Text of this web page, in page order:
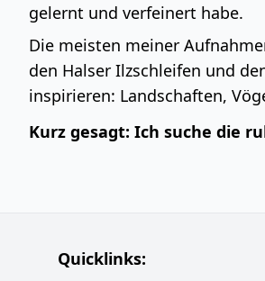
gelernt und verfeinert habe.
Die meisten meiner
den Halser Ilzschleifen und
inspirieren: Landschaften,
Kurz gesagt: Ich suche die
Quicklinks: